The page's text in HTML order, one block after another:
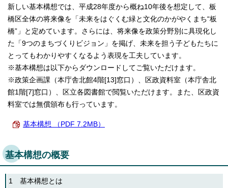
한국어
简体中文
繁體中文
新しい基本構想では、平成28年度から概ね10年後を想定して、板
橋区全体の将来像を「未来をはぐくむ緑と文化のかがやくまち“板
橋”」と定めています。さらには、将来像を政策分野別に具現化し
た「9つのまちづくりビジョン」を掲げ、未来を担う子どもたちに
とってもわかりやすくなるよう表現を工夫しています。
※基本構想は以下からダウンロードしてご覧いただけます。
※政策企画課（本庁舎北館4階[13]窓口）、区政資料室（本庁舎北
館1階[7]窓口）、区立各図書館で閲覧いただけます。また、区政資
料室では無償頒布も行っています。
基本構想 （PDF 7.2MB）
基本構想の概要
1 基本構想とは